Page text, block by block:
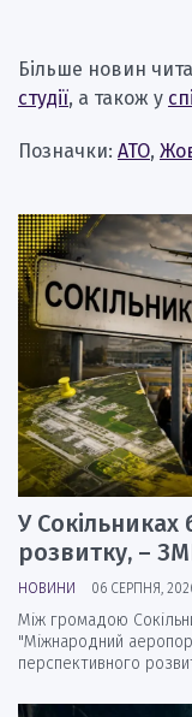
Більше новин
студії, а також у
Позначки: АТО,
У Сокільниках
розвитку, –
НОВИНИ 06 СЕРПНЯ,
Між громадою
"Міжнародний
перспективного